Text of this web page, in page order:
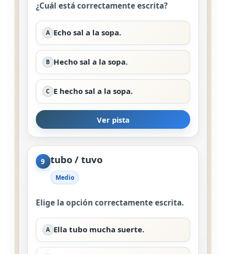
¿Cuál está correctamente escrita?
A Echo sal a la sopa.
B Hecho sal a la sopa.
C E hecho sal a la sopa.
Ver pista
9 tubo / tuvo
Medio
Elige la opción correctamente escrita.
A Ella tubo mucha suerte.